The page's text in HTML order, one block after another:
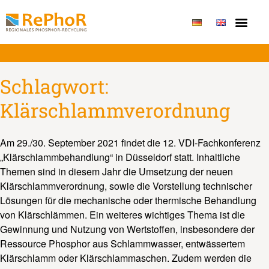
Schlagwort:
Klärschlammverordnung
Am 29./30. September 2021 findet die 12. VDI-Fachkonferenz
„Klärschlammbehandlung“ in Düsseldorf statt. Inhaltliche
Themen sind in diesem Jahr die Umsetzung der neuen
Klärschlammverordnung, sowie die Vorstellung technischer
Lösungen für die mechanische oder thermische Behandlung
von Klärschlämmen. Ein weiteres wichtiges Thema ist die
Gewinnung und Nutzung von Wertstoffen, insbesondere der
Ressource Phosphor aus Schlammwasser, entwässertem
Klärschlamm oder Klärschlammaschen. Zudem werden die